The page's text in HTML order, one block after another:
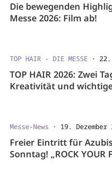
Die bewegenden
Messe 2026: Film ab!
TOP HAIR - DIE MESSE ·
TOP HAIR 2026: Zwei
Kreativität und
Messe-News · 19. Dezember
Freier Eintritt für
Sonntag! „ROCK YOUR